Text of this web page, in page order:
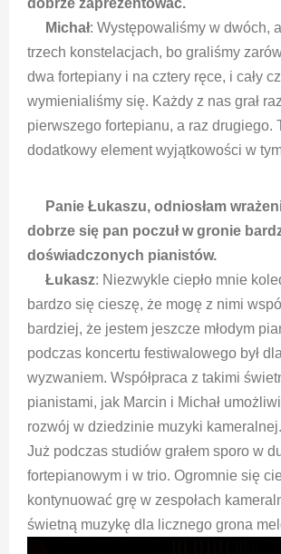
dobrze zaprezentować.
Michał: Występowaliśmy w dwóch,
trzech konstelacjach, bo graliśmy
dwa fortepiany i na cztery ręce, i cały
wymienialiśmy się. Każdy z nas grał
pierwszego fortepianu, a raz drugiego.
dodatkowy element wyjątkowości w
Panie Łukaszu, odniosłam
dobrze się pan poczuł w gronie
doświadczonych pianistów.
Łukasz: Niezwykle ciepło mnie
bardzo się cieszę, że mogę z nimi
bardziej, że jestem jeszcze młodym
podczas koncertu festiwalowego był
wyzwaniem. Współpraca z takimi
pianistami, jak Marcin i Michał
rozwój w dziedzinie muzyki kameralnej.
Już podczas studiów grałem sporo w
fortepianowym i w trio. Ogromnie się
kontynuować grę w zespołach
świetną muzykę dla licznego grona